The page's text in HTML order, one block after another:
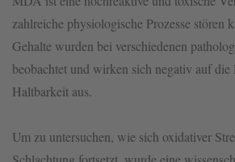
zahlreiche physiologische Prozesse stören
Gehalte wurden bei verschiedenen
beobachtet und wirken sich negativ auf die
Haltbarkeit aus.
Um zu untersuchen, wie sich oxidativer